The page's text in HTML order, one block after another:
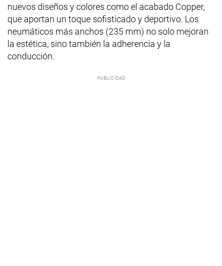
nuevos diseños y colores como el acabado Copper,
que aportan un toque sofisticado y deportivo. Los
neumáticos más anchos (235 mm) no solo mejoran
la estética, sino también la adherencia y la
conducción.